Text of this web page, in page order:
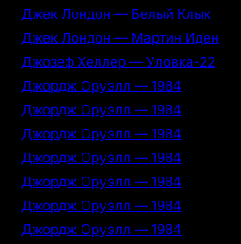
Джек Лондон — Белый Клык
Джек Лондон — Мартин Иден
Джозеф Хеллер — Уловка-22
Джордж Оруэлл — 1984
Джордж Оруэлл — 1984
Джордж Оруэлл — 1984
Джордж Оруэлл — 1984
Джордж Оруэлл — 1984
Джордж Оруэлл — 1984
Джордж Оруэлл — 1984